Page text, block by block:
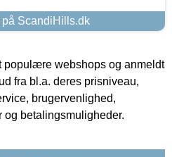
ScandiHills.dk
populære webshops og anmeldt
fra bl.a. deres prisniveau,
brugervenlighed,
og betalingsmuligheder.